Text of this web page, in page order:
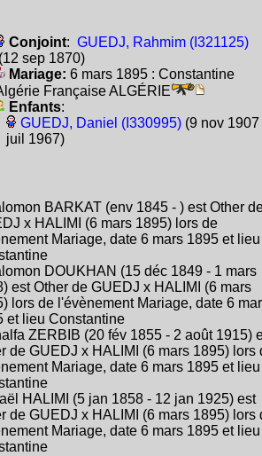
Conjoint: GUEDJ, Rahmim (I321125)
(12 sep 1870)
Mariage: 6 mars 1895 : Constantine
Française ALGÉRIE
Enfants:
GUEDJ, Daniel (I330995)(9 nov 1907
juil 1967)
BARKAT (env 1845 - ) est Other
x HALIMI (6 mars 1895) lors de
Mariage, date 6 mars 1895 et lieu
DOUKHAN (15 déc 1849 - 1 mars
est Other de GUEDJ x HALIMI (6 mars
lors de l'évènement Mariage, date 6
et lieu Constantine
ZERBIB (20 fév 1855 - 2 août 1915)
de GUEDJ x HALIMI (6 mars 1895) lors
Mariage, date 6 mars 1895 et lieu
HALIMI (5 jan 1858 - 12 jan 1925) est
de GUEDJ x HALIMI (6 mars 1895) lors
Mariage, date 6 mars 1895 et lieu